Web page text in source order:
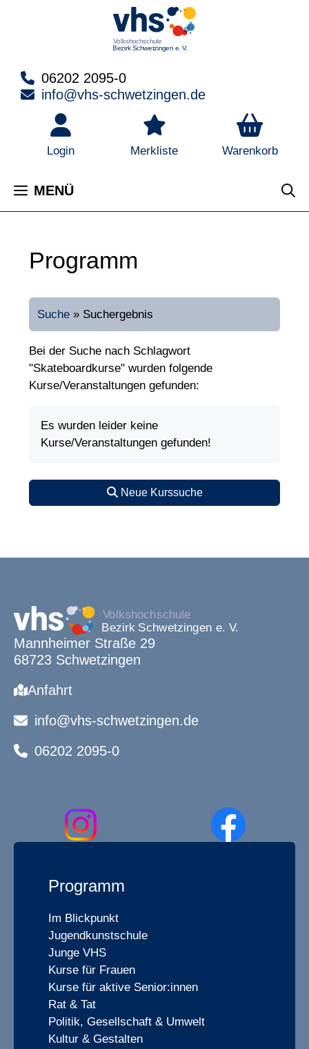
06202 2095-0
info@vhs-schwetzingen.de
Login Merkliste Warenkorb
MENÜ
Programm
Suche » Suchergebnis
Bei der Suche nach Schlagwort
"Skateboardkurse" wurden folgende
Kurse/Veranstaltungen gefunden:
Es wurden leider keine
Kurse/Veranstaltungen gefunden!
Neue Kurssuche
Mannheimer Straße 29
68723 Schwetzingen
Anfahrt
info@vhs-schwetzingen.de
06202 2095-0
Programm
Im Blickpunkt
Jugendkunstschule
Junge VHS
Kurse für Frauen
Kurse für aktive Senior:innen
Rat & Tat
Politik, Gesellschaft & Umwelt
Kultur & Gestalten